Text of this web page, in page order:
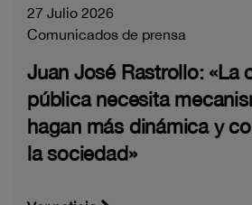
27 Julio 2026
Comunicados de prensa
Juan José Rastrollo: «La
pública necesita
hagan más dinámica y
la sociedad»